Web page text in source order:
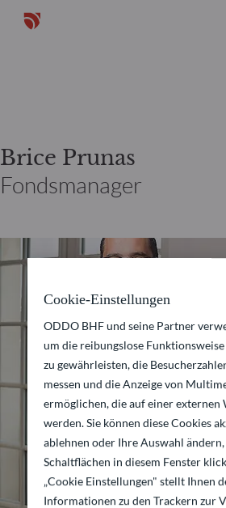
Brice Prunas
Fondsmanager
Cookie-Einstellungen
ODDO BHF und seine Partner
um die reibungslose
zu gewährleisten, die
messen und die Anzeige von
ermöglichen, die auf einer externen
werden. Sie können diese Cookies
ablehnen oder Ihre Auswahl
Schaltflächen in diesem Fenster
„Cookie Einstellungen" stellt Ihnen
Informationen zu den Trackern zur